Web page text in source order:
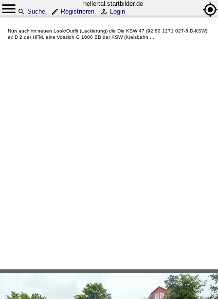
hellertal.startbilder.de
Suche
Registrieren Login
Nun auch im neuen Look/Outfit (Lackierung) die Die KSW 47 (92 80 1271 027-5 D-KSW),
ex D 2 der HFM, eine Vossloh G 1000 BB der KSW (Kreisbahn ...